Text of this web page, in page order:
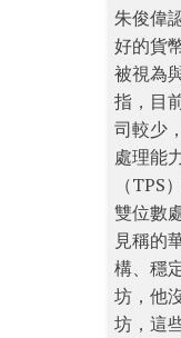
朱俊偉
好的貨
被視為
指，目
司較少
處理能
（TPS
雙位數
見稱的
構、穩
坊，他
坊，這